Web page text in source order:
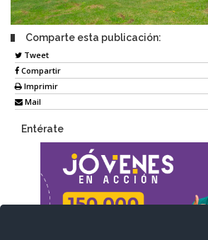
Comparte esta publicación:
Tweet
Compartir
Imprimir
Mail
Entérate